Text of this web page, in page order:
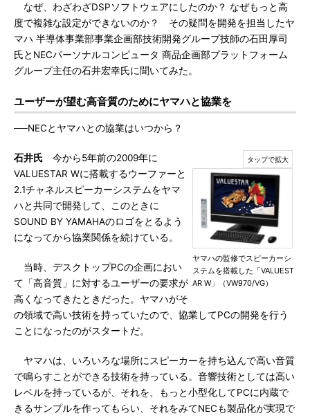
なぜ、わざわざDSPソフトウェアにしたのか？ なぜもっと高
度で複雑な設定ができないのか？ その疑問を開発を担当したヤ
マハ 半導体事業部事業企画部技術開発グループ技師の石田厚司
氏とNECパーソナルコンピュータ 商品企画部プラットフォーム
グループ主任の石井宏幸氏に聞いてみた。
ユーザーが望む高音質のためにヤマハと協業を
──NECとヤマハとの協業はいつから？
ヤマハの監修でスピーカーシ
ステムを搭載した「VALUEST
AR W」（VW970/VG）
石井氏 今から5年前の2009年に
VALUESTAR Wに搭載するウーファーと
2.1チャネルスピーカーシステムをヤマ
ハと共同で開発して、このときに
SOUND BY YAMAHAのロゴをとるよう
になってから協業関係を続けている。
当時、デスクトップPCの企画におい
て「高音質」に対するユーザーの要求が
高くなってきたときだった。ヤマハがそ
の領域で高い技術を持っていたので、協業してPCの開発を行う
ことになったのがスタートだ。
ヤマハは、いろいろな場所にスピーカーを持ち込んで高い音質
で鳴らすことができる技術を持っている。音響技術としては高い
レベルを持っているが、それを、もっと小型化してPCに内蔵で
きるサンプルを作ってもらい、それをみてNECも製品化が実現で